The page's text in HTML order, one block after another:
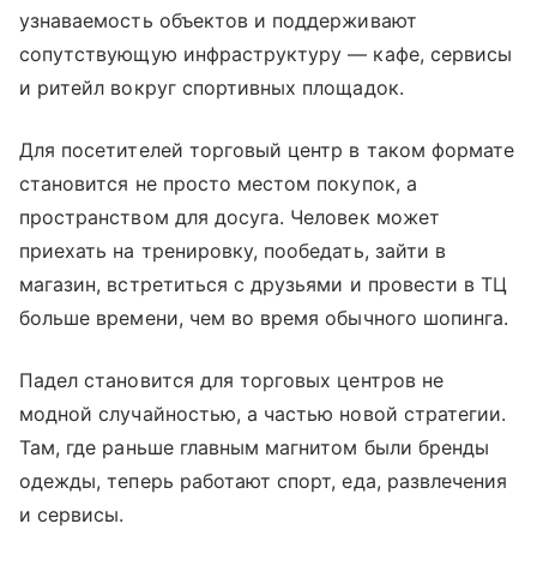
узнаваемость объектов и поддерживают
сопутствующую инфраструктуру — кафе, сервисы
и ритейл вокруг спортивных площадок.
Для посетителей торговый центр в таком формате
становится не просто местом покупок, а
пространством для досуга. Человек может
приехать на тренировку, пообедать, зайти в
магазин, встретиться с друзьями и провести в ТЦ
больше времени, чем во время обычного шопинга.
Падел становится для торговых центров не
модной случайностью, а частью новой стратегии.
Там, где раньше главным магнитом были бренды
одежды, теперь работают спорт, еда, развлечения
и сервисы.